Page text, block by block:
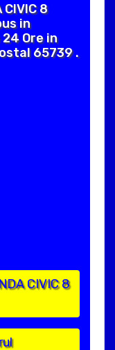
8
in
Ore in
65739 .
CIVIC 8